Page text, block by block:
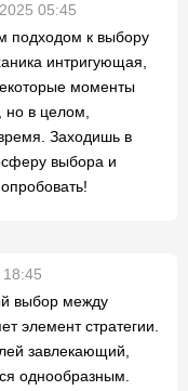
05:45
подходом к выбору
интригующая,
моменты
в целом,
Заходишь в
выбора и
выбор между
элемент стратегии.
завлекающий,
однообразным.